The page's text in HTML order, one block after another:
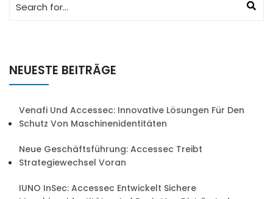
NEUESTE BEITRÄGE
Venafi Und Accessec: Innovative Lösungen Für Den
Schutz Von Maschinenidentitäten
Neue Geschäftsführung: Accessec Treibt
Strategiewechsel Voran
IUNO InSec: Accessec Entwickelt Sichere